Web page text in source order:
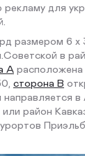
для
размером 6 х
в
А расположена
сторона В
в
район